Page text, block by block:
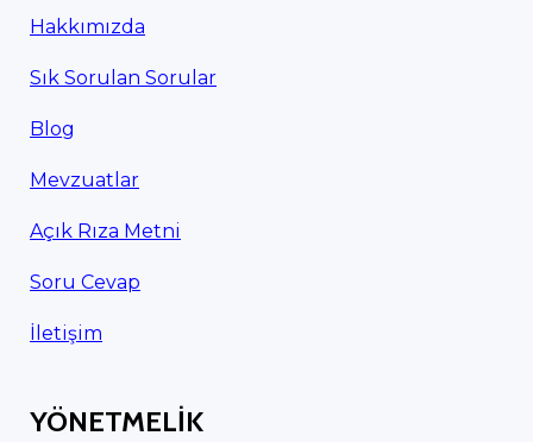
Hakkımızda
Sık Sorulan Sorular
Blog
Mevzuatlar
Açık Rıza Metni
Soru Cevap
İletişim
YÖNETMELİK